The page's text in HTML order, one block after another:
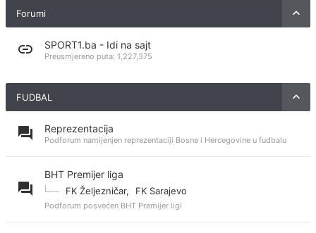
Forumi
SPORT1.ba - Idi na sajt
Preusmjereno puta: 1,227,375
FUDBAL
Reprezentacija
Podforum namijenjen reprezentaciji Bosne i Hercegovine u fudbalu
BHT Premijer liga
FK Željezničar, FK Sarajevo
Podforum posvećen BHT Premijer ligi